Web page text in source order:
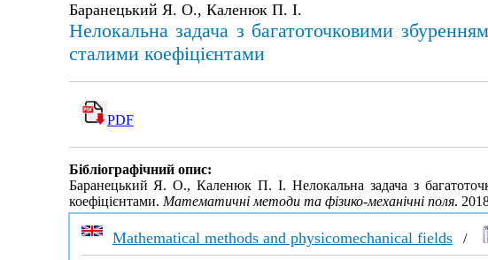
Баранецький Я. О., Каленюк П. І.
Нелокальна задача з багатоточковими
сталими коефіцієнтами
PDF
Бібліографічний опис:
Баранецький Я. О., Каленюк П. І. Нелокальна задача з
коефіцієнтами. Математичні методи та фізико-механічні поля.
Mathematical methods and physicomechanical fields/